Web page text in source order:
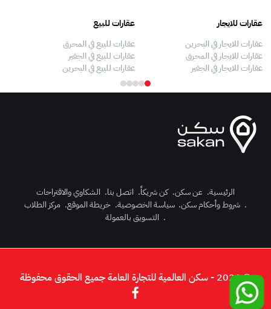
عقارات للايجار
عقارات للايجار في البحرين
عقارات للايجار في المحرق
عقارات للايجار في الجفير
عقارات للبيع
عقارات للبيع في المحرق
عقارات للبيع في الجفير
عقارات للبيع في البحرين
الرئيسية. عن سكن. كن شريكاً. اتصل بنا. الشكاوي والاقتراحات
. شروط وأحكام سكن. سياسة الخصوصية. خريطة الموقع. مركز الطلاب
. التسويق بالعمولة
© 2026 - سكن العالمية للتجارة العامة جميع الحقوق محفوظة